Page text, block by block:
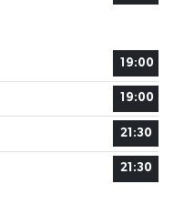
19:00
19:00
21:30
21:30